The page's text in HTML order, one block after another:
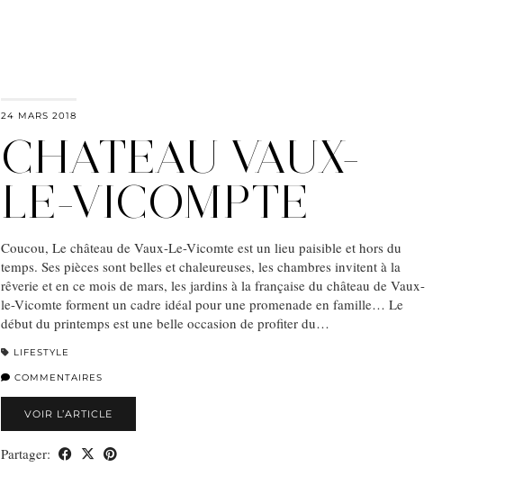
24 MARS 2018
CHATEAU VAUX-
LE-VICOMPTE
Coucou, Le château de Vaux-Le-Vicomte est un lieu paisible et hors du
temps. Ses pièces sont belles et chaleureuses, les chambres invitent à la
rêverie et en ce mois de mars, les jardins à la française du château de Vaux-
le-Vicomte forment un cadre idéal pour une promenade en famille… Le
début du printemps est une belle occasion de profiter du…
LIFESTYLE
COMMENTAIRES
VOIR L’ARTICLE
Partager: